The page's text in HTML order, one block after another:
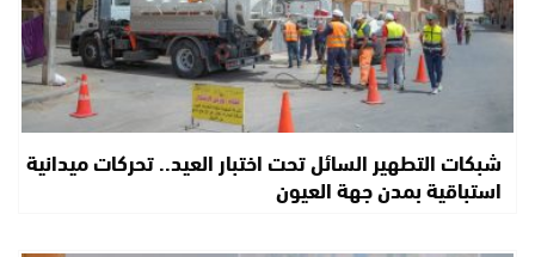
شبكات التطهير السائل تحت اختبار العيد.. تحركات ميدانية
استباقية بمدن جهة العيون